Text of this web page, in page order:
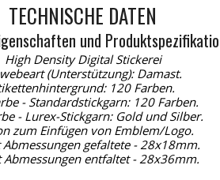
TECHNISCHE DATEN
und
High Density Digital Stickerei
(Unterstützung): Damast.
120 Farben.
- Standardstickgarn: 120 Farben.
- Lurex-Stickgarn: Gold und Silber.
zum Einfügen von Emblem/Logo.
Abmessungen gefaltete - 28x18mm.
Abmessungen entfaltet - 28x36mm.